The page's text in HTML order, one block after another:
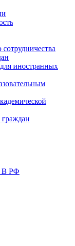
иностранных
РФ